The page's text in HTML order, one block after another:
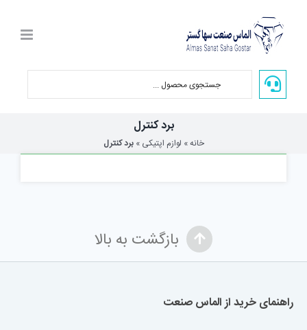
content
برد کنترل
خانه» لوازم اپتیکی »برد کنترل
بازگشت به بالا
راهنمای خرید از الماس صنعت